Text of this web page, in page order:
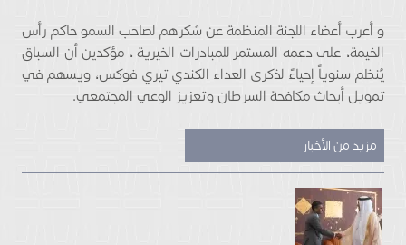
و أعرب أعضاء اللجنة المنظمة عن شكرهم لصاحب السمو حاكم رأس
الخيمة، على دعمه المستمر للمبادرات الخيرية ، مؤكدين أن السباق
يُنظم سنوياً إحياءً لذكرى العداء الكندي تيري فوكس، ويسهم في
تمويل أبحاث مكافحة السرطان وتعزيز الوعي المجتمعي.
مزيد من الأخبار